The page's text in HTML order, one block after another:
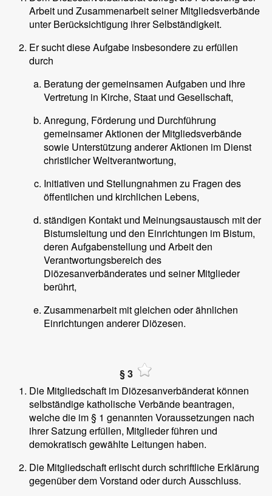
Arbeit und Zusammenarbeit seiner Mitgliedsverbände
unter Berücksichtigung ihrer Selbständigkeit.
Er sucht diese Aufgabe insbesondere zu erfüllen
durch
Beratung der gemeinsamen Aufgaben und ihre
Vertretung in Kirche, Staat und Gesellschaft,
Anregung, Förderung und Durchführung
gemeinsamer Aktionen der Mitgliedsverbände
sowie Unterstützung anderer Aktionen im Dienst
christlicher Weltverantwortung,
Initiativen und Stellungnahmen zu Fragen des
öffentlichen und kirchlichen Lebens,
ständigen Kontakt und Meinungsaustausch mit der
Bistumsleitung und den Einrichtungen im Bistum,
deren Aufgabenstellung und Arbeit den
Verantwortungsbereich des
Diözesanverbänderates und seiner Mitglieder
berührt,
Zusammenarbeit mit gleichen oder ähnlichen
Einrichtungen anderer Diözesen.
§ 3
Die Mitgliedschaft im Diözesanverbänderat können
selbständige katholische Verbände beantragen,
welche die im § 1 genannten Voraussetzungen nach
ihrer Satzung erfüllen, Mitglieder führen und
demokratisch gewählte Leitungen haben.
Die Mitgliedschaft erlischt durch schriftliche Erklärung
gegenüber dem Vorstand oder durch Ausschluss.